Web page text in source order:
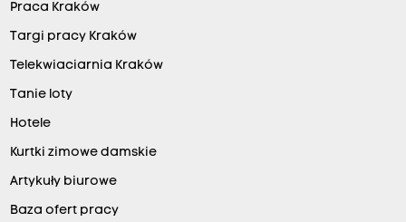
Praca Kraków
Targi pracy Kraków
Telekwiaciarnia Kraków
Tanie loty
Hotele
Kurtki zimowe damskie
Artykuły biurowe
Baza ofert pracy